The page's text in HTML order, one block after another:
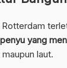
penyu yang
laut.